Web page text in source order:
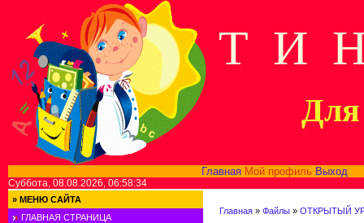
Т И
Для
Главная Мой профиль Выход
Суббота, 08.08.2026, 06:58:34
» МЕНЮ САЙТА
ГЛАВНАЯ СТРАНИЦА
Главная » Файлы » ОТКРЫТЫЙ